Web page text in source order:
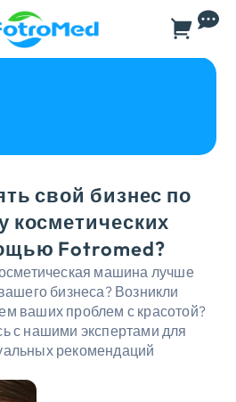
свой бизнес по
косметических
Fotromed?
машина лучше
бизнеса? Возникли
ваших проблем с красотой?
с нашими экспертами для
рекомендаций